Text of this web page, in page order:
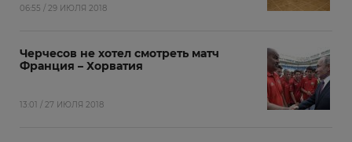
06:55 / 29 ИЮЛЯ 2018
Черчесов не хотел смотреть матч
Франция – Хорватия
13:01 / 27 ИЮЛЯ 2018